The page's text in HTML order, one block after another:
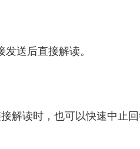
发送后直接解读。
解读时，也可以快速中止回